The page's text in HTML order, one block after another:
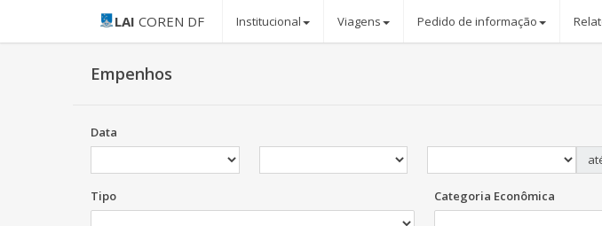
LAI COREN DF Institucional Viagens Pedido de informação
Empenhos
Data
Tipo Categoria Econômica